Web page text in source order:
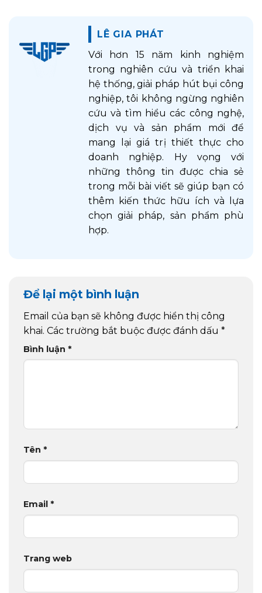
LÊ GIA PHÁT
Với hơn 15 năm kinh nghiệm
trong nghiên cứu và triển khai
hệ thống, giải pháp hút bụi công
nghiệp, tôi không ngừng nghiên
cứu và tìm hiểu các công nghệ,
dịch vụ và sản phẩm mới để
mang lại giá trị thiết thực cho
doanh nghiệp. Hy vọng với
những thông tin được chia sẻ
trong mỗi bài viết sẽ giúp bạn có
thêm kiến thức hữu ích và lựa
chọn giải pháp, sản phẩm phù
hợp.
Để lại một bình luận
Email của bạn sẽ không được hiển thị công
khai. Các trường bắt buộc được đánh dấu *
Bình luận *
Tên *
Email *
Trang web